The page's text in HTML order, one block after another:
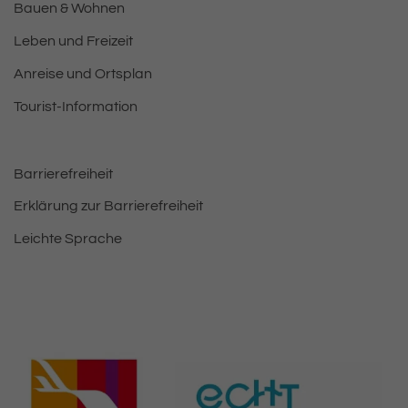
Bauen & Wohnen
Leben und Freizeit
Anreise und Ortsplan
Tourist-Information
Barrierefreiheit
Erklärung zur Barrierefreiheit
Leichte Sprache